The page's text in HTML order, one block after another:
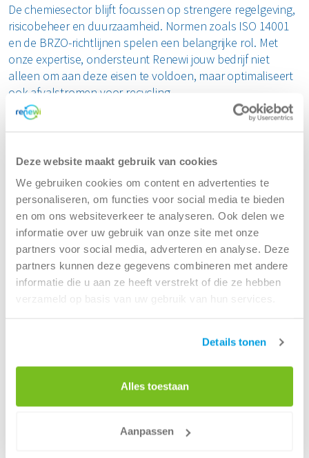
Deze website maakt gebruik van cookies
We gebruiken cookies om content en advertenties te
personaliseren, om functies voor social media te bieden
en om ons websiteverkeer te analyseren. Ook delen we
informatie over uw gebruik van onze site met onze
partners voor social media, adverteren en analyse. Deze
partners kunnen deze gegevens combineren met andere
informatie die u aan ze heeft verstrekt of die ze hebben
verzameld op basis van uw gebruik van hun services.
Details tonen
Alles toestaan
Aanpassen
De chemiesector blijft focussen op strengere regelgeving,
risicobeheer en duurzaamheid. Normen zoals ISO 14001
en de BRZO-richtlijnen spelen een belangrijke rol. Met
onze expertise, ondersteunt Renewi jouw bedrijf niet
alleen om aan deze eisen te voldoen, maar optimaliseert
ook afvalstromen voor recycling.
Gevaarlijk afval zoals oplosmiddelen en reactieve
waar mogelijk als secundaire grondstoffen. Onze
stap naar een volledig circulaire industrie en dragen actief
bij aan het behalen van klimaatdoelen.
De voordelen van Renewi voor jouw
chemisch afvalbeheer